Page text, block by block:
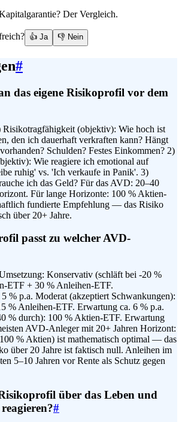
Der Vergleich.
👍 Ja 👎 Nein
#
das eigene Risikoprofil vor dem
(objektiv): Wie hoch ist
den ich dauerhaft verkraften kann? Hängt
Schulden? Festes Einkommen? 2)
Wie reagiere ich emotional auf
ruhig' vs. 'Ich verkaufe in Panik'. 3)
ich das Geld? Für das AVD: 20–40
Für lange Horizonte: 100 % Aktien-
fundierte Empfehlung — das Risiko
über 20+ Jahre.
passt zu welcher AVD-
Konservativ (schläft bei -20 %
ETF + 30 % Anleihen-ETF.
% p.a. Moderat (akzeptiert Schwankungen):
% Anleihen-ETF. Erwartung ca. 6 % p.a.
% durch): 100 % Aktien-ETF. Erwartung
AVD-Anleger mit 20+ Jahren Horizont:
% Aktien) ist mathematisch optimal — das
über 20 Jahre ist faktisch null. Anleihen im
5–10 Jahren vor Rente als Schutz gegen
über das Leben und
#